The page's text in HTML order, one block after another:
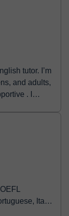
and adults,
. I
English,
skills, I’m
pace.. I
is part of
Habla: English, French, Spanish, Portuguese, Italian